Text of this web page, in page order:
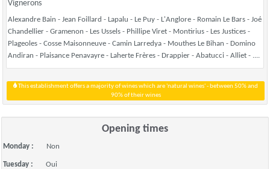
Vignerons
Alexandre Bain - Jean Foillard - Lapalu - Le Puy - L'Anglore - Romain Le Bars - Joé
Chandellier - Gramenon - Les Ussels - Phillipe Viret - Montirius - Les Justices -
Plageoles - Cosse Maisonneuve - Camin Larredya - Mouthes Le Bihan - Domino
Andiran - Plaisance Penavayre - Laherte Frères - Drappier - Abatucci - Alliet - ....
90% of their wines
Opening times
Monday : Non
Tuesday : Oui